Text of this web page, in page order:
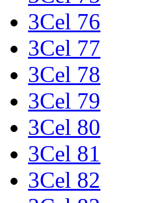
3Cel 76
3Cel 77
3Cel 78
3Cel 79
3Cel 80
3Cel 81
3Cel 82